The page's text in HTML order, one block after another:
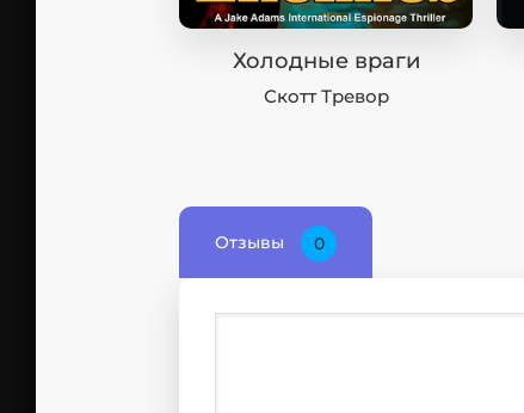
Холодные враги
Скотт Тревор
Отзывы 0